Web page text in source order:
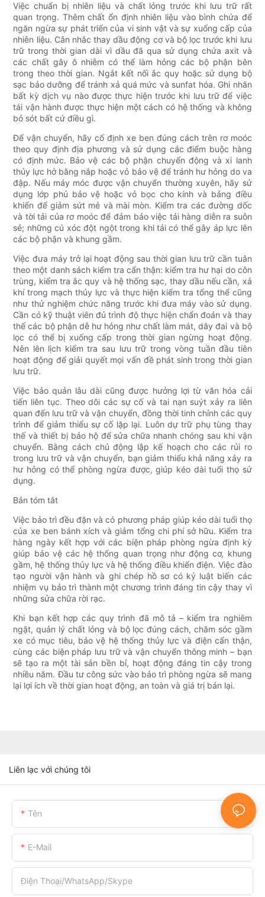
Việc chuẩn bị nhiên liệu và chất lỏng trước khi lưu trữ rất
quan trọng. Thêm chất ổn định nhiên liệu vào bình chứa để
ngăn ngừa sự phát triển của vi sinh vật và sự xuống cấp của
nhiên liệu. Cân nhắc thay dầu động cơ và bộ lọc trước khi lưu
trữ trong thời gian dài vì dầu đã qua sử dụng chứa axit và
các chất gây ô nhiễm có thể làm hỏng các bộ phận bên
trong theo thời gian. Ngắt kết nối ắc quy hoặc sử dụng bộ
sạc bảo dưỡng để tránh xả quá mức và sunfat hóa. Ghi nhãn
bất kỳ dịch vụ nào được thực hiện trước khi lưu trữ để việc
tái vận hành được thực hiện một cách có hệ thống và không
bỏ sót bất cứ điều gì.
Để vận chuyển, hãy cố định xe ben đúng cách trên rơ moóc
theo quy định địa phương và sử dụng các điểm buộc hàng
có định mức. Bảo vệ các bộ phận chuyển động và xi lanh
thủy lực hở bằng nắp hoặc vỏ bảo vệ để tránh hư hỏng do va
đập. Nếu máy móc được vận chuyển thường xuyên, hãy sử
dụng lớp phủ bảo vệ hoặc vỏ bọc cho kính và bảng điều
khiển để giảm sứt mẻ và mài mòn. Kiểm tra các đường dốc
và tời tải của rơ moóc để đảm bảo việc tải hàng diễn ra suôn
sẻ; những cú xóc đột ngột trong khi tải có thể gây áp lực lên
các bộ phận và khung gầm.
Việc đưa máy trở lại hoạt động sau thời gian lưu trữ cần tuân
theo một danh sách kiểm tra cẩn thận: kiểm tra hư hại do côn
trùng, kiểm tra ắc quy và hệ thống sạc, thay dầu nếu cần, xả
khí trong mạch thủy lực và thực hiện kiểm tra tổng thể cũng
như thử nghiệm chức năng trước khi đưa máy vào sử dụng.
Cần có kỹ thuật viên đủ trình độ thực hiện chẩn đoán và thay
thế các bộ phận dễ hư hỏng như chất làm mát, dây đai và bộ
lọc có thể bị xuống cấp trong thời gian ngừng hoạt động.
Nên lên lịch kiểm tra sau lưu trữ trong vòng tuần đầu tiên
hoạt động để giải quyết mọi vấn đề phát sinh trong thời gian
lưu trữ.
Việc bảo quản lâu dài cũng được hưởng lợi từ văn hóa cải
tiến liên tục. Theo dõi các sự cố và tai nạn suýt xảy ra liên
quan đến lưu trữ và vận chuyển, đồng thời tinh chỉnh các quy
trình để giảm thiểu sự cố lặp lại. Luôn dự trữ phụ tùng thay
thế và thiết bị bảo hộ để sửa chữa nhanh chóng sau khi vận
chuyển. Bằng cách chủ động lập kế hoạch cho các rủi ro
trong lưu trữ và vận chuyển, bạn giảm thiểu khả năng xảy ra
hư hỏng có thể phòng ngừa được, giúp kéo dài tuổi thọ sử
dụng.
Bản tóm tắt
Việc bảo trì đều đặn và có phương pháp giúp kéo dài tuổi thọ
của xe ben bánh xích và giảm tổng chi phí sở hữu. Kiểm tra
hàng ngày kết hợp với các biện pháp phòng ngừa định kỳ
giúp bảo vệ các hệ thống quan trọng như động cơ, khung
gầm, hệ thống thủy lực và hệ thống điều khiển điện. Việc đào
tạo người vận hành và ghi chép hồ sơ có kỷ luật biến các
nhiệm vụ bảo trì thành một chương trình đáng tin cậy thay vì
những sửa chữa rời rạc.
Khi bạn kết hợp các quy trình đã mô tả – kiểm tra nghiêm
ngặt, quản lý chất lỏng và bộ lọc đúng cách, chăm sóc gầm
xe có mục tiêu, bảo vệ hệ thống thủy lực và điện cẩn thận,
cùng các biện pháp lưu trữ và vận chuyển thông minh – bạn
sẽ tạo ra một tài sản bền bỉ, hoạt động đáng tin cậy trong
nhiều năm. Đầu tư công sức vào bảo trì phòng ngừa sẽ mang
lại lợi ích về thời gian hoạt động, an toàn và giá trị bán lại.
Liên lạc với chúng tôi
Tên
E-Mail
Điện Thoại/WhatsApp/Skype